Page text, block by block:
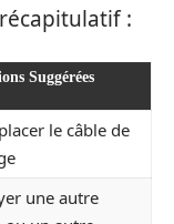
:
Suggérées
le câble de
une autre